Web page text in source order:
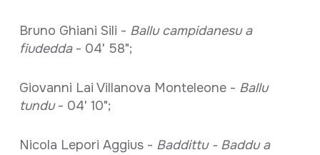
Bruno Ghiani Sili - Ballu campidanesu a
fiudedda- 04' 58";
Giovanni Lai Villanova Monteleone - Ballu
tundu- 04' 10";
Nicola Lepori Aggius - Baddittu - Baddu a